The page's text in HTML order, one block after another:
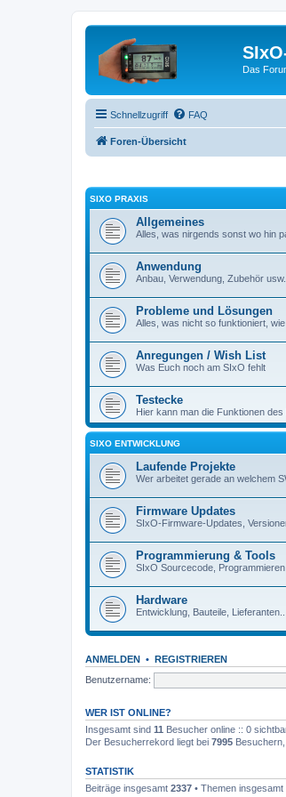
Das
Schnellzugriff FAQ
Foren-Übersicht
SIXO PRAXIS
Allgemeines
Alles, was nirgends sonst wo hin
Anwendung
Anbau, Verwendung, Zubehör usw.
Probleme und Lösungen
Alles, was nicht so funktioniert,
Anregungen / Wish List
Was Euch noch am SIxO fehlt
Testecke
Hier kann man die Funktionen
SIXO ENTWICKLUNG
Laufende Projekte
Wer arbeitet gerade an welchem
Firmware Updates
SIxO-Firmware-Updates,
Programmierung & Tools
SIxO Sourcecode,
Hardware
Entwicklung, Bauteile, Lieferanten...
ANMELDEN • REGISTRIEREN
Benutzername:
WER IST ONLINE?
Insgesamt sind 11 Besucher online :: 0
Der Besucherrekord liegt bei 7995
STATISTIK
Beiträge insgesamt 2337 • Themen insgesamt